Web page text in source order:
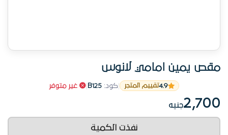
مقص يمين امامي لانوس
4.9تقييم المتجر كود: B125 غير متوفر
2,700جنيه
نفذت الكمية